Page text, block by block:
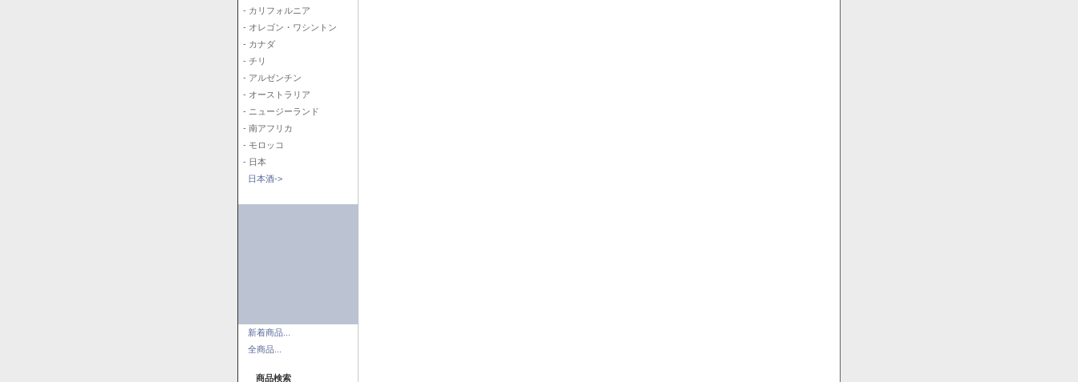
- カリフォルニア
- オレゴン・ワシントン
- カナダ
- チリ
- アルゼンチン
- オーストラリア
- ニュージーランド
- 南アフリカ
- モロッコ
- 日本
日本酒->
新着商品...
全商品...
商品検索